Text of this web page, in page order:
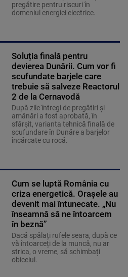
pregătire pentru riscuri în
domeniul energiei electrice.
Soluția finală pentru
devierea Dunării. Cum vor fi
scufundate barjele care
trebuie să salveze Reactorul
2 de la Cernavodă
După zile întregi de pregătiri și
amânări a fost aprobată, în
sfârșit, varianta tehnică finală de
scufundare în Dunăre a barjelor
încărcate cu rocă.
Cum se luptă România cu
criza energetică. Orașele au
devenit mai întunecate. „Nu
înseamnă să ne întoarcem
în beznă”
Dacă spălați rufele seara, după ce
vă întoarceți de la muncă, nu ar
strica, o vreme, să schimbați
obiceiul.